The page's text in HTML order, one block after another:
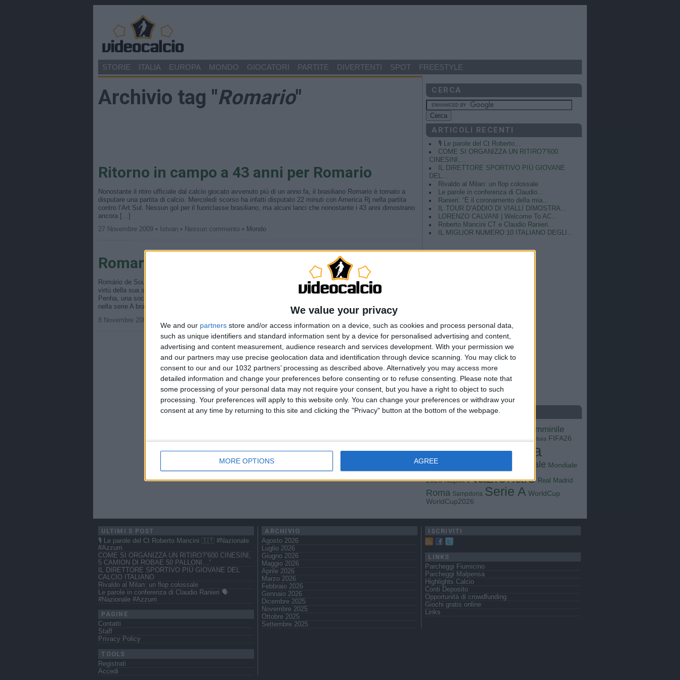
We value your privacy
We and our partners store and/or access information on a device, such as cookies and process personal data,
such as unique identifiers and standard information sent by a device for personalised advertising and content,
advertising and content measurement, audience research and services development. With your permission we
and our partners may use precise geolocation data and identification through device scanning. You may click to
consent to our and our 1032 partners’ processing as described above. Alternatively you may access more
detailed information and change your preferences before consenting or to refuse consenting. Please note that
some processing of your personal data may not require your consent, but you have a right to object to such
processing. Your preferences will apply to this website only. You can change your preferences or withdraw your
consent at any time by returning to this site and clicking the "Privacy" button at the bottom of the webpage.
MORE OPTIONS AGREE
STORIE ITALIA EUROPA MONDO GIOCATORI PARTITE DIVERTENTI SPOT FREESTYLE
Archivio tag "Romario"
Ritorno in campo a 43 anni per Romario
Nonostante il ritiro ufficiale dal calcio giocato avvenuto più di un anno fa, il brasiliano Romario è tornato a
disputare una partita di calcio. Mercoledì scorso ha infatti disputato 22 minuti con America Rj nella partita
contro l’Art Sul. Nessun gol per il fuoriclasse brasiliano, ma alcuni lanci che nonostante i 43 anni dimostrano
ancora […]
27 Novembre 2009 • Istvan • Nessun commento • Mondo
Romario: i migliori 20 goal
Romário de Souza Faria è nato 29 gennaio 1966 a Rio de Janeiro. Soprannominato Baixinho (Bassino) in
virtù della sua statura (166 cm), iniziò a giocare all’età di 10 anni nella squadra dell’Estrelinha di Vila de
Penha, una società fondata dal padre. Nel 1979 viene ingaggiato dalla squadra juniores dell’Olaria, allora
nella serie A brasiliana. […]
8 Novembre 2007 • Istvan • Nessun commento •
CERCA
ARTICOLI RECENTI
🎙️ Le parole del Ct Roberto...
COME SI ORGANIZZA UN RITIRO?”600
CINESINI,...
IL DIRETTORE SPORTIVO PIÙ GIOVANE
DEL...
Rivaldo al Milan: un flop colossale
Le parole in conferenza di Claudio...
Ranieri: “È il coronamento della mia...
IL TOUR D’ADDIO DI VIALLI DIMOSTRA...
LORENZO CALVANI | Welcome To AC...
Roberto Mancini CT e Claudio Ranieri...
IL MIGLIOR NUMERO 10 ITALIANO DEGLI...
TAGS
calcio femminile
Chelsea FIFA26
Goals InterItalia
Juventus Mondiale Mondiale
2026 Napoli Nazionale Real Madrid
Roma Sampdoria Serie A WorldCup
WorldCup2026
ULTIMI 5 POST
🎙️ Le parole del Ct Roberto Mancini 🇮🇹 #Nazionale
#Azzurri
COME SI ORGANIZZA UN RITIRO?”600 CINESINI,
5 CAMION DI ROBAE 50 PALLONI…”
IL DIRETTORE SPORTIVO PIÙ GIOVANE DEL
CALCIO ITALIANO
Rivaldo al Milan: un flop colossale
Le parole in conferenza di Claudio Ranieri 🗣️
#Nazionale #Azzurri
PAGINE
Contatti
Staff
Privacy Policy
TOOLS
Registrati
Accedi
ARCHIVIO
Agosto 2026
Luglio 2026
Giugno 2026
Maggio 2026
Aprile 2026
Marzo 2026
Febbraio 2026
Gennaio 2026
Dicembre 2025
Novembre 2025
Ottobre 2025
Settembre 2025
ISCRIVITI
LINKS
Parcheggi Fiumicino
Parcheggi Malpensa
Highlights Calcio
Conti Deposito
Opportunità di crowdfunding
Giochi gratis online
Links